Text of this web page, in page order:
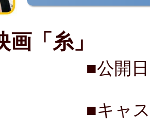
「糸」
■公開
■キャ